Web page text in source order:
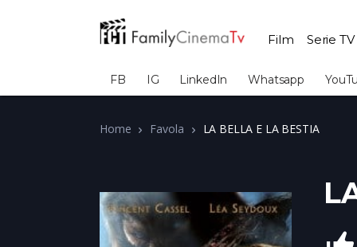
Film Serie TV
FB IG LinkedIn Whatsapp
Home Favola LA BELLA E LA BESTIA